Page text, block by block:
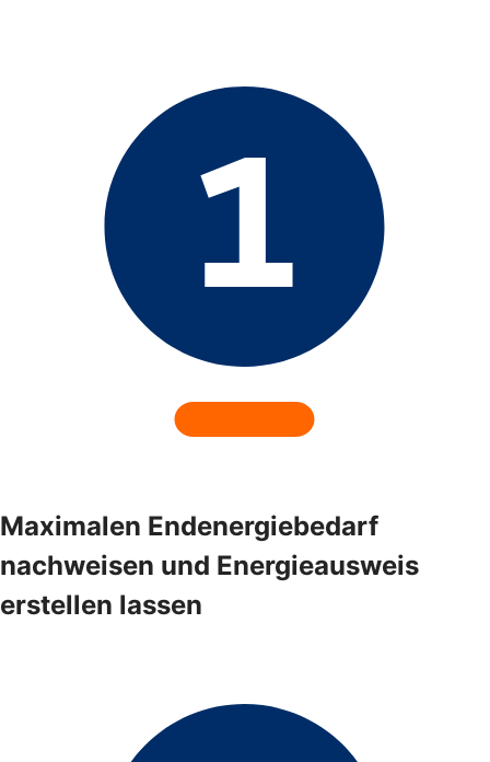
Maximalen Endenergiebedarf
nachweisen und Energieausweis
erstellen lassen